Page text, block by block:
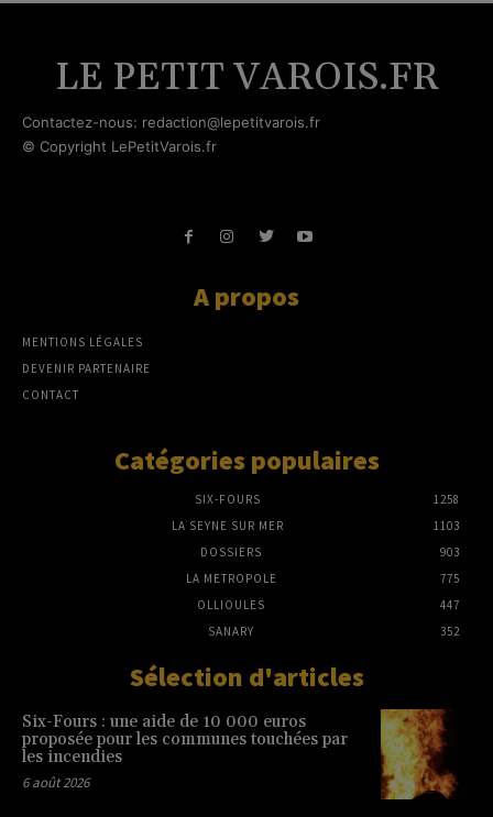
LE PETIT VAROIS.FR
Contactez-nous: redaction@lepetitvarois.fr
© Copyright LePetitVarois.fr
A propos
MENTIONS LÉGALES
DEVENIR PARTENAIRE
CONTACT
Catégories populaires
SIX-FOURS
1258
LA SEYNE SUR MER
1103
DOSSIERS
903
LA METROPOLE
775
OLLIOULES
447
SANARY
352
Sélection d'articles
Six-Fours : une aide de 10 000 euros
proposée pour les communes touchées par
les incendies
6 août 2026